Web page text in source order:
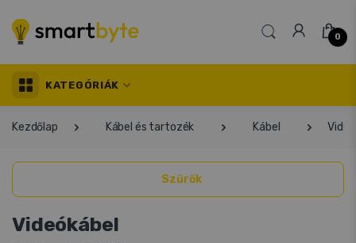
0
KATEGÓRIÁK
Kezdőlap Kábel és tartozék Kábel
Szűrők
Videókábel